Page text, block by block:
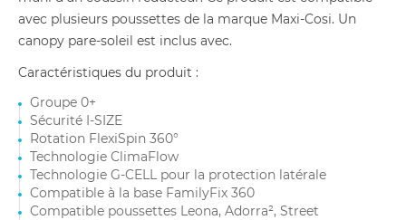
avec plusieurs poussettes de la marque Maxi-Cosi. Un
canopy pare-soleil est inclus avec.
Caractéristiques du produit :
Groupe 0+
Sécurité I-SIZE
Rotation FlexiSpin 360°
Technologie ClimaFlow
Technologie G-CELL pour la protection latérale
Compatible à la base FamilyFix 360
Compatible poussettes Leona, Adorra², Street